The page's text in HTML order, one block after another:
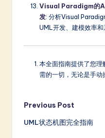
Visual Paradigm的AI
发: 分析Visual
UML开发、建模效率和
本全面指南提供了您
需的一切，无论是手动
Post
navigation
Previous Post
UML状态机图完全指南